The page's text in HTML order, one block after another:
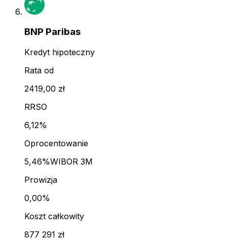
BNP Paribas
Kredyt hipoteczny
Rata od
2419,00 zł
RRSO
6,12%
Oprocentowanie
5,46%WIBOR 3M
Prowizja
0,00%
Koszt całkowity
877 291 zł